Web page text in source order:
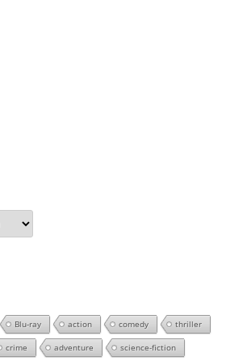
Blu-ray action comedy thriller
crime adventure science-fiction